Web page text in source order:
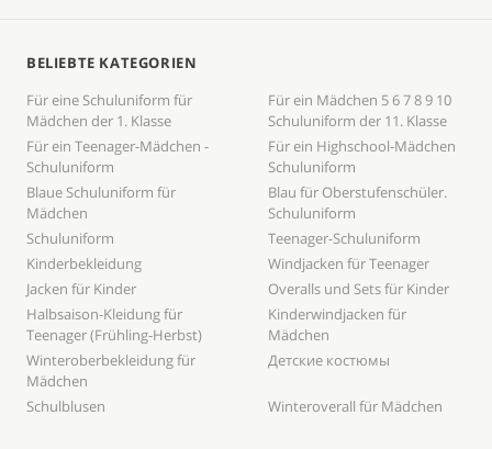
BELIEBTE KATEGORIEN
Für eine Schuluniform für
Mädchen der 1. Klasse
Für ein Mädchen 5 6 7 8 9 10
Schuluniform der 11. Klasse
Für ein Teenager-Mädchen -
Schuluniform
Für ein Highschool-Mädchen
Schuluniform
Blaue Schuluniform für
Mädchen
Blau für Oberstufenschüler.
Schuluniform
Schuluniform
Teenager-Schuluniform
Kinderbekleidung
Windjacken für Teenager
Jacken für Kinder
Overalls und Sets für Kinder
Halbsaison-Kleidung für
Teenager (Frühling-Herbst)
Kinderwindjacken für
Mädchen
Winteroberbekleidung für
Mädchen
Детские костюмы
Schulblusen Winteroverall für Mädchen